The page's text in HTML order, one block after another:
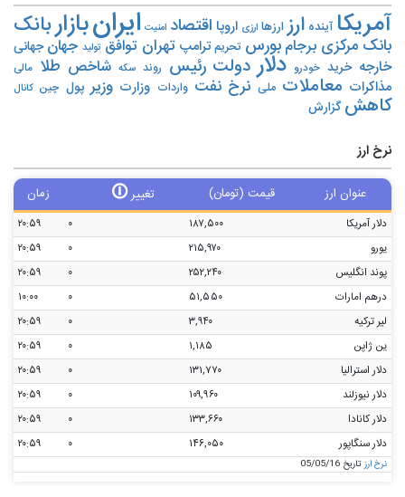
آمریکا آینده ارز ارزها ارزی اروپا اقتصاد امنیت ایرانبازاربانک
بانک مرکزی برجامبورس تحریم‌ ترامپ تهران توافق تولید جهان جهانی
خارجه خرید خودرو دلار دولت رئیس روند سکه شاخص طلا مالی
مذاکرات معاملات ملی نرخ نفت واردات وزارت وزیر پول چین کانال
کاهش گزارش
نرخ ارز
عنوان ارز قیمت (تومان) تغییر🛈 زمان
دلار آمریکا ۱۸۷,۵۰۰ ۰
۲۰:۵۹
یورو
۲۱۵,۹۷۰ ۰
۲۰:۵۹
پوند انگلیس
۲۵۲,۲۴۰ ۰
۲۰:۵۹
درهم امارات
۵۱,۵۵۰ ۰
۱۰:۰۰
لیر ترکیه
۳,۹۴۰ ۰
۲۰:۵۹
ین ژاپن
۱,۱۸۵ ۰
۲۰:۵۹
دلار استرالیا
۱۳۱,۷۷۰ ۰
۲۰:۵۹
دلار نیوزلند
۱۰۹,۹۶۰ ۰
۲۰:۵۹
دلار کانادا
۱۳۳,۶۶۰ ۰
۲۰:۵۹
دلار سنگاپور
۱۴۶,۰۵۰ ۰ ۲۰:۵۹
نرخ ارزتاریخ 05/05/16